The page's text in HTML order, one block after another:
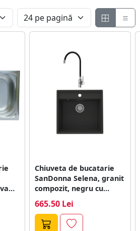
Chiuveta de bucatarie
SanDonna Selena, granit
compozit, negru cu
665.50 Lei